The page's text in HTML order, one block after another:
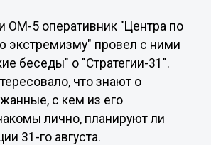
ОМ-5 оперативник "Центра по
экстремизму" провел с ними
беседы" о "Стратегии-31".
что знают о
с кем из его
лично, планируют ли
31-го августа.